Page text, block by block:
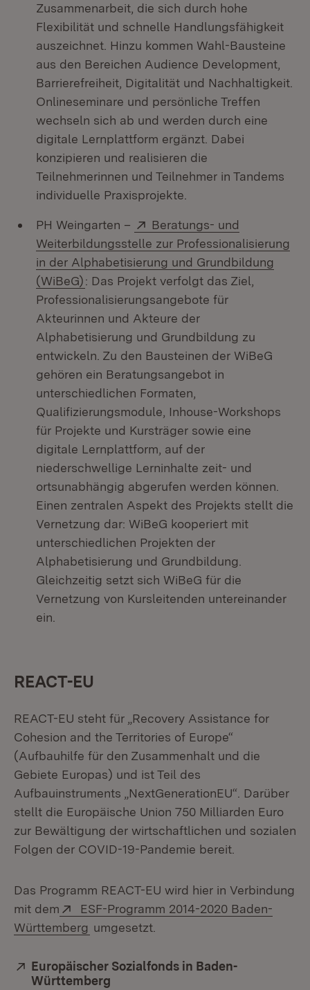
Zusammenarbeit, die sich durch hohe
Flexibilität und schnelle Handlungsfähigkeit
auszeichnet. Hinzu kommen Wahl-Bausteine
aus den Bereichen Audience Development,
Barrierefreiheit, Digitalität und Nachhaltigkeit.
Onlineseminare und persönliche Treffen
wechseln sich ab und werden durch eine
digitale Lernplattform ergänzt. Dabei
konzipieren und realisieren die
Teilnehmerinnen und Teilnehmer in Tandems
individuelle Praxisprojekte.
PH Weingarten – Extern:
Beratungs- und
Weiterbildungsstelle zur Professionalisierung
in der Alphabetisierung und Grundbildung
(WiBeG)(Öffnet in neuem Fenster)
: Das Projekt verfolgt das Ziel,
Professionalisierungsangebote für
Akteurinnen und Akteure der
Alphabetisierung und Grundbildung zu
entwickeln. Zu den Bausteinen der WiBeG
gehören ein Beratungsangebot in
unterschiedlichen Formaten,
Qualifizierungsmodule, Inhouse-Workshops
für Projekte und Kursträger sowie eine
digitale Lernplattform, auf der
niederschwellige Lerninhalte zeit- und
ortsunabhängig abgerufen werden können.
Einen zentralen Aspekt des Projekts stellt die
Vernetzung dar: WiBeG kooperiert mit
unterschiedlichen Projekten der
Alphabetisierung und Grundbildung.
Gleichzeitig setzt sich WiBeG für die
Vernetzung von Kursleitenden untereinander
ein.
REACT-EU
REACT-EU steht für „Recovery Assistance for
Cohesion and the Territories of Europe“
(Aufbauhilfe für den Zusammenhalt und die
Gebiete Europas) und ist Teil des
Aufbauinstruments „NextGenerationEU“. Darüber
stellt die Europäische Union 750 Milliarden Euro
zur Bewältigung der wirtschaftlichen und sozialen
Folgen der COVID-19-Pandemie bereit.
Das Programm REACT-EU wird hier in Verbindung
mit dem
Extern:
ESF-Programm 2014-2020 Baden-
Württemberg (Öffnet in neuem Fenster)
umgesetzt.
Extern:
Europäischer Sozialfonds in Baden-
Württemberg